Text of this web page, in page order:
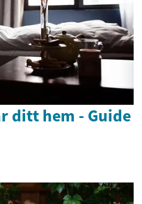
ditt hem - Guide